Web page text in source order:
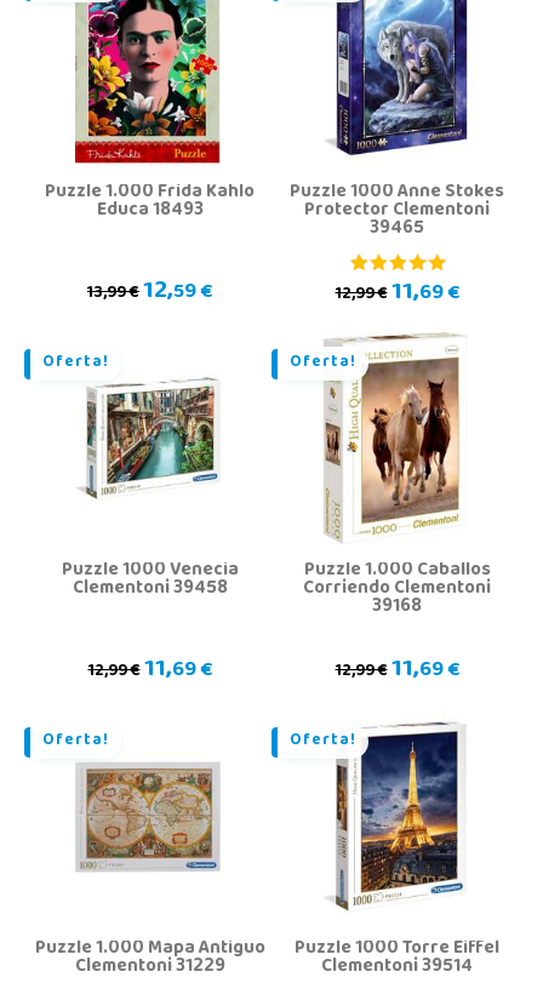
Puzzle 1.000 Frida Kahlo
Educa 18493
13,99 €12,59 €
Puzzle 1000 Anne Stokes
Protector Clementoni
39465
12,99 €11,69 €
Oferta!
Puzzle 1000 Venecia
Clementoni 39458
12,99 €11,69 €
Oferta!
Puzzle 1.000 Caballos
Corriendo Clementoni
39168
12,99 €11,69 €
Oferta!
Puzzle 1.000 Mapa Antiguo
Clementoni 31229
Oferta!
Puzzle 1000 Torre Eiffel
Clementoni 39514